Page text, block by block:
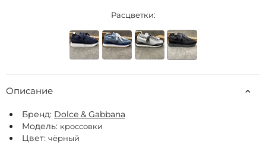
Расцветки:
Описание
Бренд: Dolce & Gabbana
Модель: кроссовки
Цвет: чёрный